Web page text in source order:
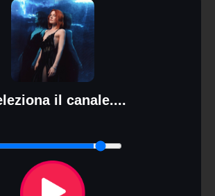
il canale....